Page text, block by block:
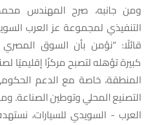
ومن جانبه، صرح المهندس
التنفيذي لمجموعة عز العرب
قائلًا: “نؤمن بأن السوق المصري
كبيرة تؤهله لتصبح مركزًا إقليميًا
المنطقة، خاصة مع الدعم
التصنيع المحلي وتوطين الصناعة.
العرب - السويدي للسيارات،